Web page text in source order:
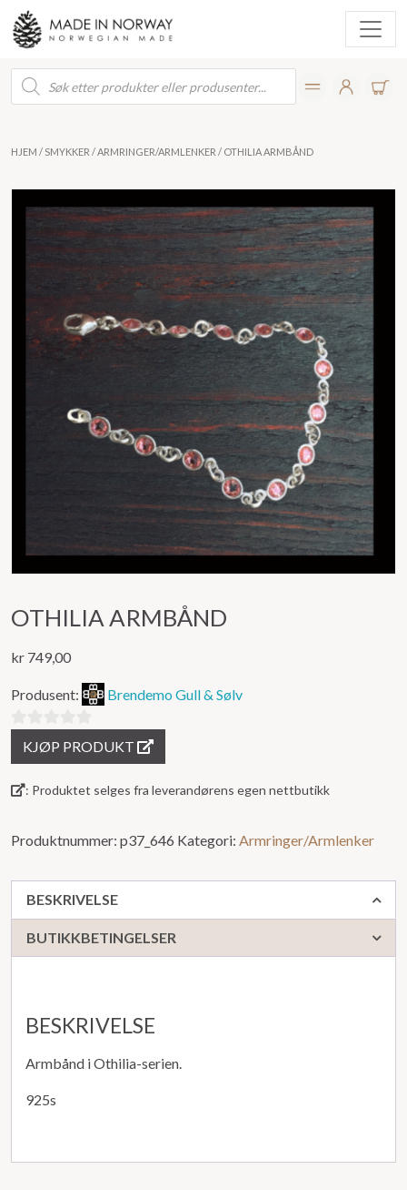
Products
search
HJEM / SMYKKER /ARMRINGER/ARMLENKER / OTHILIA ARMBÅND
OTHILIA ARMBÅND
kr 749,00
Produsent: Brendemo Gull & Sølv
ut
av
KJØP PRODUKT
: Produktet selges fra leverandørens egen nettbutikk
Produktnummer: p37_646 Kategori: Armringer/Armlenker
BESKRIVELSE
BUTIKKBETINGELSER
BESKRIVELSE
Armbånd i Othilia-serien.
925s